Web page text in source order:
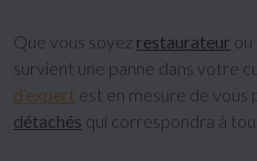
Que vous soyez restaurateur ou
survient une panne dans votre
d’expert est en mesure de vous
détachés qui correspondra à